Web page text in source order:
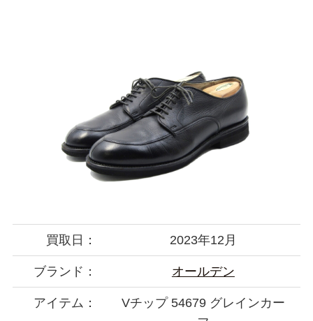
買取日： 2023年12月
ブランド： オールデン
アイテム：
Vチップ 54679 グレインカー